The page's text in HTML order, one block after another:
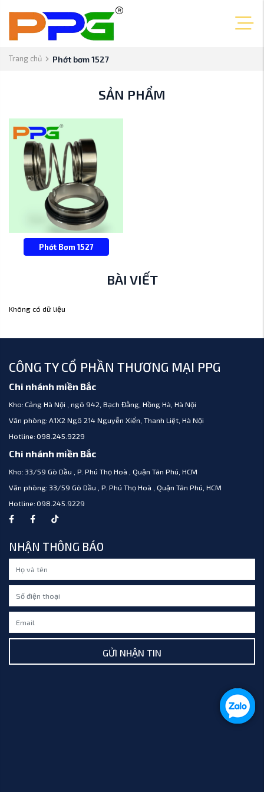
Trang chủ Phớt bơm 1527
SẢN PHẨM
Phớt Bơm 1527
BÀI VIẾT
Không có dữ liệu
CÔNG TY CỔ PHẦN THƯƠNG MẠI PPG
Chi nhánh miền Bắc
Kho: Cảng Hà Nội , ngõ 942, Bạch Đằng, Hồng Hà, Hà Nội
Văn phòng: A1X2 Ngõ 214 Nguyễn Xiển, Thanh Liệt, Hà Nội
Hotline: 098.245.9229
Chi nhánh miền Bắc
Kho: 33/59 Gò Dầu , P. Phú Thọ Hoà , Quận Tân Phú, HCM
Văn phòng: 33/59 Gò Dầu , P. Phú Thọ Hoà , Quận Tân Phú, HCM
Hotline: 098.245.9229
NHẬN THÔNG BÁO
GỬI NHẬN TIN